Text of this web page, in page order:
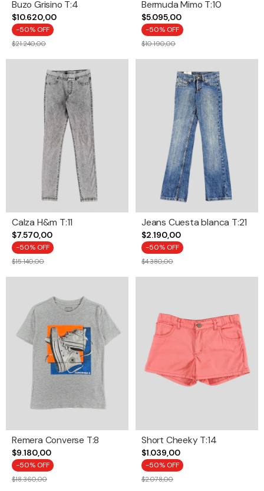
Buzo Grisino T:4
$10.620,00
-50% OFF
$21.240,00
Bermuda Mimo T:10
$5.095,00
-50% OFF
$10.190,00
Calza H&m T:11
$7.570,00
-50% OFF
$15.140,00
Jeans Cuesta blanca T:21
$2.190,00
-50% OFF
$4.380,00
Remera Converse T:8
$9.180,00
-50% OFF
$18.360,00
Short Cheeky T:14
$1.039,00
-50% OFF
$2.078,00